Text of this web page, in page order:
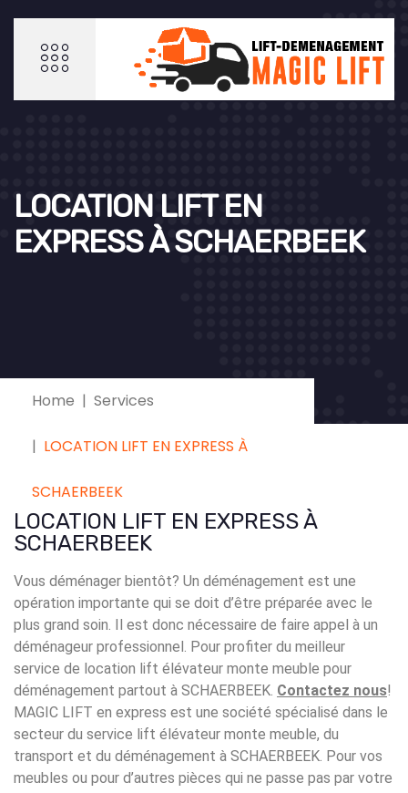
Home Services
LOCATION LIFT EN EXPRESS À
SCHAERBEEK
LOCATION LIFT EN
EXPRESS À SCHAERBEEK
LOCATION LIFT EN EXPRESS À
SCHAERBEEK
Vous déménager bientôt? Un déménagement est une
opération importante qui se doit d’être préparée avec le
plus grand soin. Il est donc nécessaire de faire appel à un
déménageur professionnel. Pour profiter du meilleur
service de location lift élévateur monte meuble pour
déménagement partout à SCHAERBEEK. Contactez nous!
MAGIC LIFT en express est une société spécialisé dans le
secteur du service lift élévateur monte meuble, du
transport et du déménagement à SCHAERBEEK. Pour vos
meubles ou pour d’autres pièces qui ne passe pas par votre